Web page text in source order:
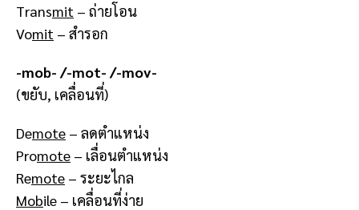
Transmit – ถ่ายโอน
Vomit – สำรอก
-mob- /-mot- /-mov-
(ขยับ, เคลื่อนที่)
Demote – ลดตำแหน่ง
Promote – เลื่อนตำแหน่ง
Remote – ระยะไกล
Mobile – เคลื่อนที่ง่าย